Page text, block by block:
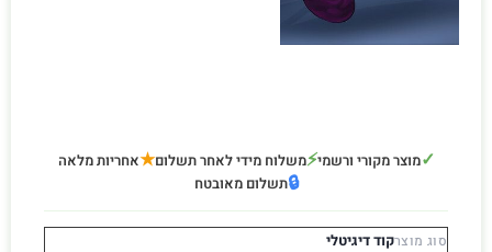
✓מוצר מקורי ורשמי⚡משלוח מידי לאחר תשלום★אחריות מלאה
🔒תשלום מאובטח
סוג מוצרקוד דיגיטלי